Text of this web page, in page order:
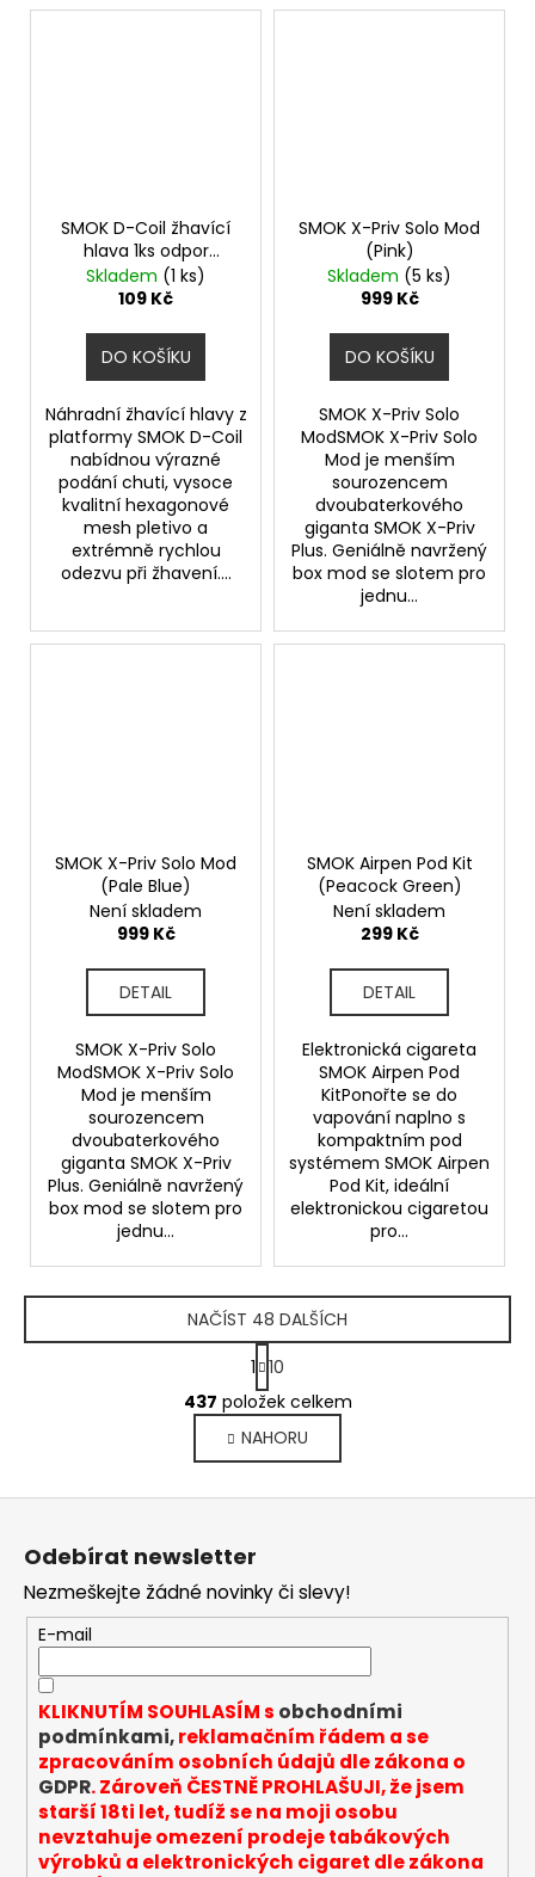
SMOK D-Coil žhavící
hlava 1ks odpor
0,15ohm
Skladem (1 ks)
109 Kč
DO KOŠÍKU
Náhradní žhavící hlavy z
platformy SMOK D-Coil
nabídnou výrazné
podání chuti, vysoce
kvalitní hexagonové
mesh pletivo a
extrémně rychlou
odezvu při žhavení....
SMOK X-Priv Solo Mod
(Pink)
Skladem (5 ks)
999 Kč
DO KOŠÍKU
SMOK X-Priv Solo
ModSMOK X-Priv Solo
Mod je menším
sourozencem
dvoubaterkového
giganta SMOK X-Priv
Plus. Geniálně navržený
box mod se slotem pro
jednu...
SMOK X-Priv Solo Mod
(Pale Blue)
Není skladem
999 Kč
DETAIL
SMOK X-Priv Solo
ModSMOK X-Priv Solo
Mod je menším
sourozencem
dvoubaterkového
giganta SMOK X-Priv
Plus. Geniálně navržený
box mod se slotem pro
jednu...
SMOK Airpen Pod Kit
(Peacock Green)
Není skladem
299 Kč
DETAIL
Elektronická cigareta
SMOK Airpen Pod
KitPonořte se do
vapování naplno s
kompaktním pod
systémem SMOK Airpen
Pod Kit, ideální
elektronickou cigaretou
pro...
O
v
l
á
d
p
r
v
k
y
v
ý
p
i
s
u
NAČÍST 48 DALŠÍCH
S
t
r
á
n
k
1 10
437 položek celkem
NAHORU
Z
Odebírat newsletter
Nezmeškejte žádné novinky či slevy!
E-mail
KLIKNUTÍM SOUHLASÍM s obchodními
podmínkami,reklamačním řádem a se
zpracováním osobních údajů dle zákona o
GDPR. Zároveň ČESTNĚ PROHLAŠUJI, že jsem
starší 18ti let, tudíž se na moji osobu
nevztahuje omezení prodeje tabákových
výrobků a elektronických cigaret dle zákona